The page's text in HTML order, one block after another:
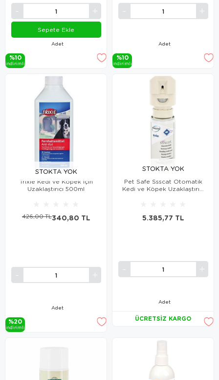
Adet
Sepete Ekle
%10
i̇ndi̇ri̇mli̇
Adet
%10
i̇ndi̇ri̇mli̇
STOKTA YOK
Trixie Kedi ve Köpek İçin
Uzaklaştırıcı 500ml
Adet
340,80 TL
426,00 TL
%20
i̇ndi̇ri̇mli̇
STOKTA YOK
Pet Safe Ssscat Otomatik
Kedi ve Köpek Uzaklaştırıcı
Adet
5.385,77 TL
ÜCRETSIZ KARGO